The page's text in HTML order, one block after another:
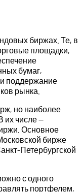
биржах. Те, в
площадки,
бумаг,
поддержание
рынка.
но наиболее
их числе —
Основное
бирже
Петербургской
с одного
портфелем,